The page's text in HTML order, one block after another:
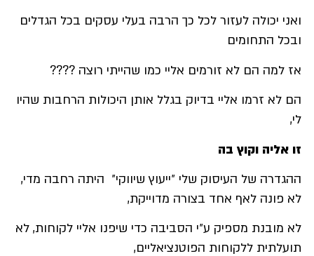
ואני יכולה לעזור לכל כך הרבה בעלי עסקים בכל הגדלים
ובכל התחומים
אז למה הם לא זורמים אליי כמו שהייתי רוצה ????
הם לא זרמו אליי בדיוק בגלל אותן היכולות הרחבות שהיו
לי,
זו אליה וקוץ בה
ההגדרה של העיסוק שלי ״ייעוץ שיווקי״ היתה רחבה מדי,
לא פונה לאף אחד בצורה מדוייקת,
לא מובנת מספיק ע״י הסביבה כדי שיפנו אליי לקוחות, לא
תועלתית ללקוחות הפוטנציאליים,